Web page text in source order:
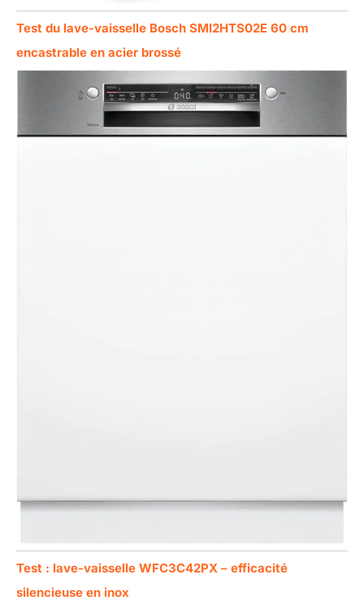
Test du lave-vaisselle Bosch SMI2HTS02E 60 cm
encastrable en acier brossé
Test : lave-vaisselle WFC3C42PX – efficacité
silencieuse en inox